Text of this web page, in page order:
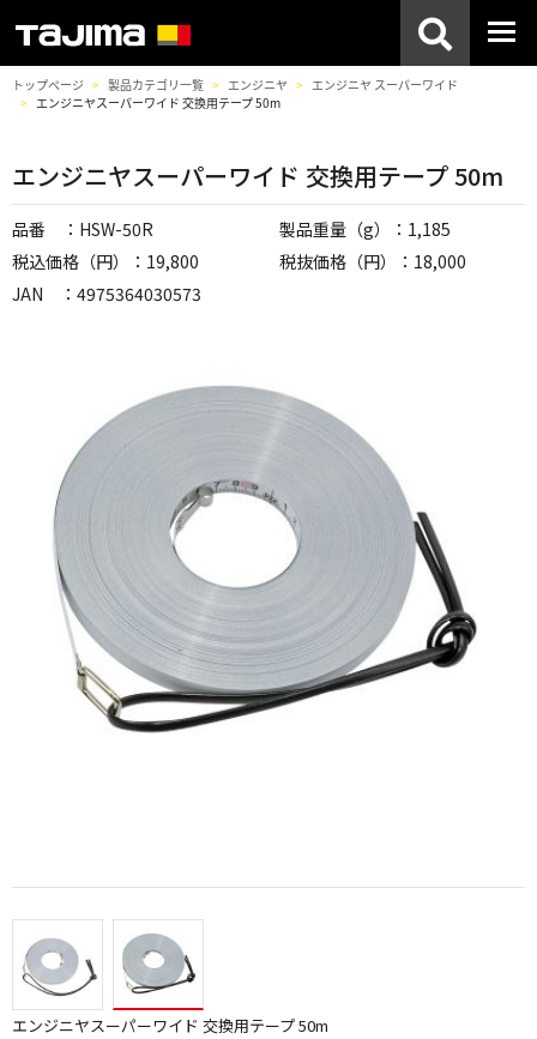
トップページ 製品カテゴリ一覧 エンジニヤ
エンジニヤ スーパーワイド
エンジニヤスーパーワイド 交換用テープ 50m
エンジニヤスーパーワイド 交換用テープ 50m
品番 ：HSW-50R
製品重量（g）：1,185
税込価格（円）：19,800
税抜価格（円）：18,000
JAN ：4975364030573
エンジニヤスーパーワイド 交換用テープ 50m